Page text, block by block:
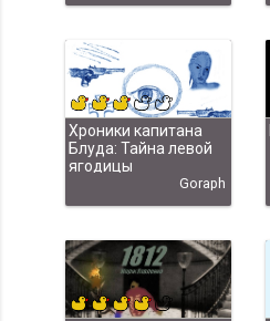
Хроники капитана
Блуда: Тайна левой
ягодицы
Goraph